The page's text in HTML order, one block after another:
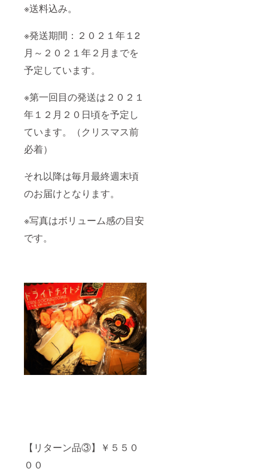
※送料込み。
※発送期間：２０２１年１2
月～２０２１年２月までを
予定しています。
※第一回目の発送は２０２１
年１２月２０日頃を予定し
ています。（クリスマス前
必着）
それ以降は毎月最終週末頃
のお届けとなります。
※写真はボリューム感の目安
です。
【リターン品③】￥５５０
００